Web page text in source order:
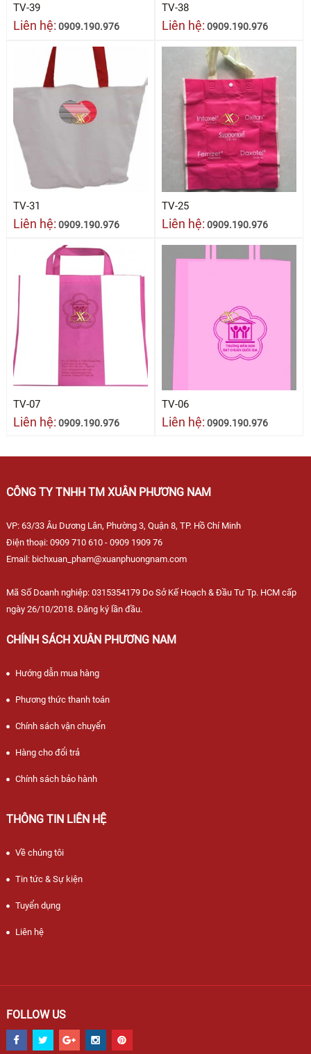
TV-39
Liên hệ: 0909.190.976
TV-38
Liên hệ: 0909.190.976
TV-31
Liên hệ: 0909.190.976
TV-25
Liên hệ: 0909.190.976
TV-07
Liên hệ: 0909.190.976
TV-06
Liên hệ: 0909.190.976
CÔNG TY TNHH TM XUÂN PHƯƠNG NAM
VP: 63/33 Âu Dương Lân, Phường 3, Quận 8, TP. Hồ Chí Minh
Điện thoại: 0909 710 610 - 0909 1909 76
Email: bichxuan_pham@xuanphuongnam.com
Mã Số Doanh nghiệp: 0315354179 Do Sở Kế Hoạch & Đầu Tư Tp. HCM cấp
ngày 26/10/2018. Đăng ký lần đầu.
CHÍNH SÁCH XUÂN PHƯƠNG NAM
Hướng dẫn mua hàng
Phương thức thanh toán
Chính sách vận chuyển
Hàng cho đổi trả
Chính sách bảo hành
THÔNG TIN LIÊN HỆ
Về chúng tôi
Tin tức & Sự kiện
Tuyển dụng
Liên hệ
FOLLOW US